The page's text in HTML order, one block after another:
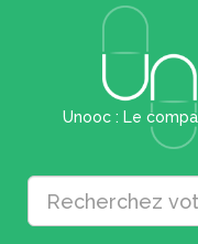
Unooc : Le